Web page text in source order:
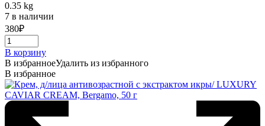
0.35 kg
7 в наличии
380₽
В корзину
В избранноеУдалить из избранного
В избранное